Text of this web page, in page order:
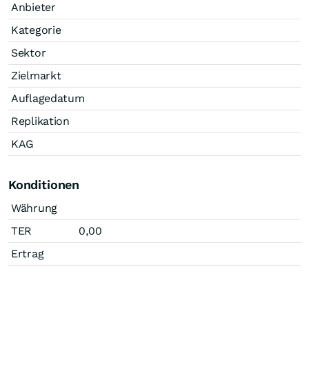
Anbieter
Kategorie
Sektor
Zielmarkt
Auflagedatum
Replikation
KAG
Konditionen
Währung
TER
0,00
Ertrag